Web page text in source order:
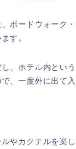
、ボードウォーク
す。
し、ホテル内とい
、一度外に出て
ルやカクテルを楽